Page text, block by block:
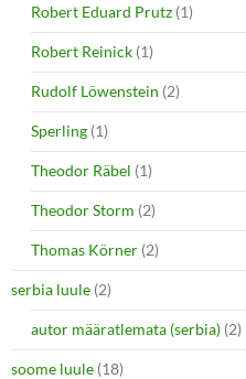
Robert Eduard Prutz (1)
Robert Reinick (1)
Rudolf Löwenstein (2)
Sperling (1)
Theodor Räbel (1)
Theodor Storm (2)
Thomas Körner (2)
serbia luule (2)
autor määratlemata (serbia) (2)
soome luule (18)